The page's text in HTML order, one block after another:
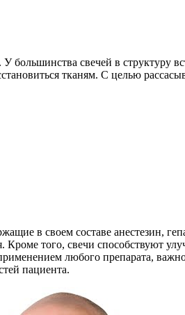
большинства свечей в структуру
тканям. С целью
в своем составе анестезин,
Кроме того, свечи способствуют
любого препарата,
пациента.